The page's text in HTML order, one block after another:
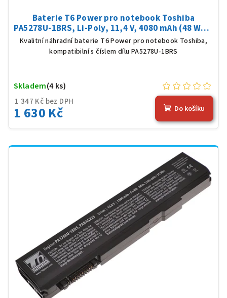
Baterie T6 Power pro notebook Toshiba
PA5278U-1BRS, Li-Poly, 11,4 V, 4080 mAh (48 Wh),
černá
Kvalitní náhradní baterie T6 Power pro notebook Toshiba,
kompatibilní s číslem dílu PA5278U-1BRS
1 347 Kč bez DPH
1 630 Kč
Skladem(4 ks)
Do košíku